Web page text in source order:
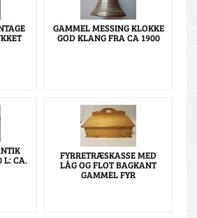
GAMMEL MESSING KLOKKE
GOD KLANG FRA CA 1900
L: CA. FYRRETRÆSKASSE MED
LÅG OG FLOT BAGKANT
GAMMEL FYR